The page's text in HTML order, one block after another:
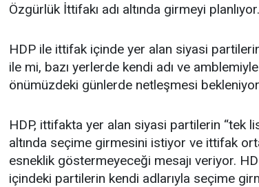
Özgürlük İttifakı adı altında girmeyi planlıyor.
HDP ile ittifak içinde yer alan siyasi
ile mi, bazı yerlerde kendi adı ve
önümüzdeki günlerde netleşmesi
HDP, ittifakta yer alan siyasi partilerin “tek
altında seçime girmesini istiyor ve ittifak
esneklik göstermeyeceği mesajı veriyor.
içindeki partilerin kendi adlarıyla seçime